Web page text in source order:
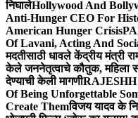
निघालेHollywood And
Anti-Hunger CEO For
American Hunger Crisis
Of Lavani, Acting And
मदतीसाठी धावले केंद्रीय मंत्री
केले जननेतृत्वाचे कौतुक, महिला
देण्याची केली मागणी
Of Being Unforgettable
Create Themविजय यादव के